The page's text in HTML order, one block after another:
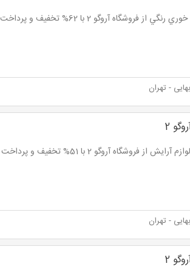
فروشگاه آروگو 2 با 62% تخفیف و پرداخت تنها 3,990 تومان به جای 10,500 تومان
- تهران
2
فروشگاه آروگو 2 با 51% تخفیف و پرداخت تنها 7,840 تومان به جای 16,000 تومان
- تهران
2